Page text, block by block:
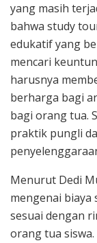
yang masih
bahwa study
edukatif yang
mencari
harusnya
berharga bagi
bagi orang tua.
praktik pungli
Menurut Dedi
mengenai
sesuai dengan
orang tua